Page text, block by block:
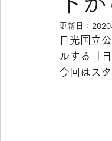
更新日： 2020
日光国立
ルする「
今回はス